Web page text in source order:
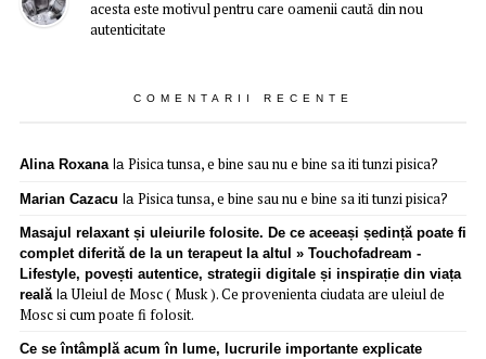
acesta este motivul pentru care oamenii caută din nou
autenticitate
COMENTARII RECENTE
Alina Roxanala Pisica tunsa, e bine sau nu e bine sa iti tunzi pisica?
Marian Cazacu la Pisica tunsa, e bine sau nu e bine sa iti tunzi pisica?
Masajul relaxant și uleiurile folosite. De ce aceeași ședință poate fi
complet diferită de la un terapeut la altul » Touchofadream -
Lifestyle, povești autentice, strategii digitale și inspirație din viața
realălaUleiul de Mosc ( Musk ). Ce provenienta ciudata are uleiul de
Mosc si cum poate fi folosit.
Ce se întâmplă acum în lume, lucrurile importante explicate